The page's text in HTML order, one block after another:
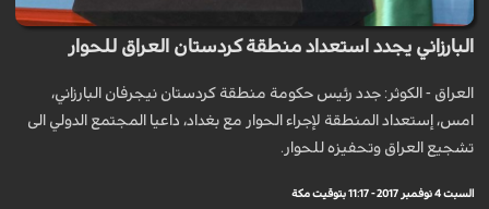
البارزاني يجدد استعداد منطقة كردستان العراق للحوار
العراق - الكوثر: جدد رئيس حكومة منطقة كردستان نيجرفان البارزاني،
امس، إستعداد المنطقة لإجراء الحوار مع بغداد، داعيا المجتمع الدولي الى
تشجيع العراق وتحفيزه للحوار.
السبت 4 نوفمبر 2017 - 11:17 بتوقيت مكة